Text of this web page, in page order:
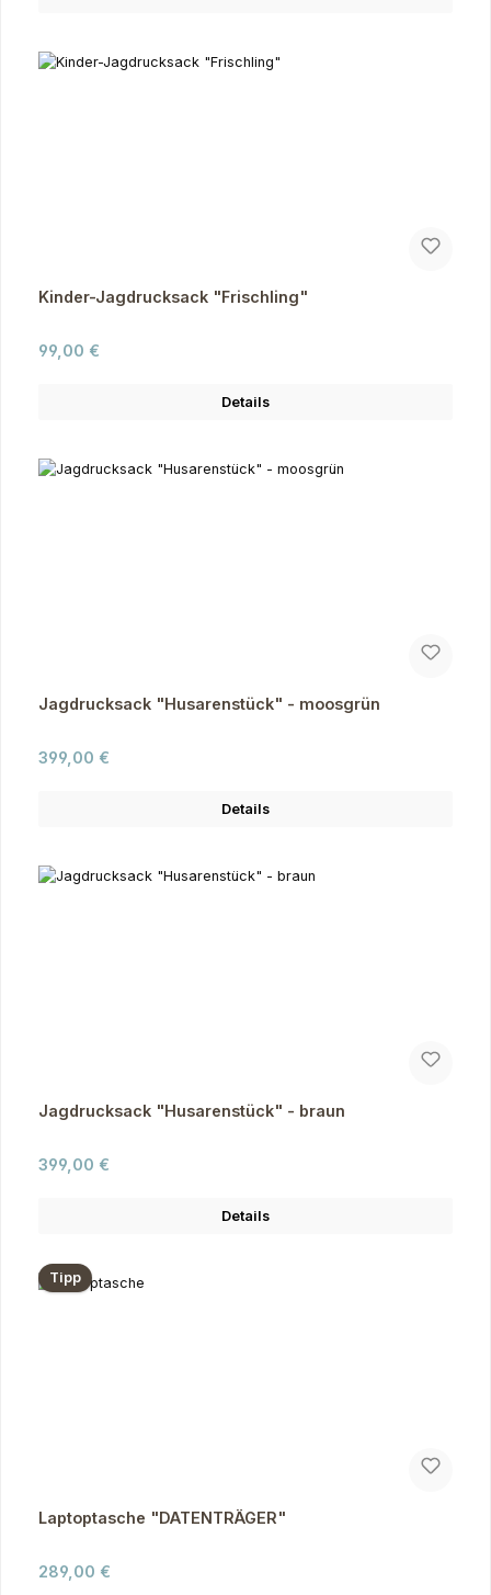
Kinder-Jagdrucksack "Frischling"
Regulärer Preis:
99,00 €
Details
Jagdrucksack "Husarenstück" - moosgrün
Regulärer Preis:
399,00 €
Details
Jagdrucksack "Husarenstück" - braun
Regulärer Preis:
399,00 €
Details
Tipp
Laptoptasche "DATENTRÄGER"
Regulärer Preis:
289,00 €